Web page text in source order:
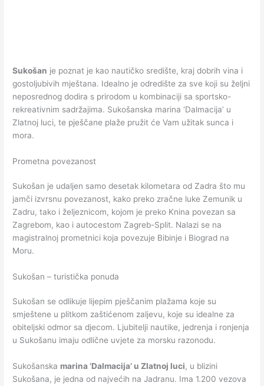
Sukošan je poznat je kao nautičko središte, kraj dobrih vina i
gostoljubivih mještana. Idealno je odredište za sve koji su željni
neposrednog dodira s prirodom u kombinaciji sa sportsko-
rekreativnim sadržajima. Sukošanska marina ‘Dalmacija’ u
Zlatnoj luci, te pješčane plaže pružit će Vam užitak sunca i
mora.
Prometna povezanost
Sukošan je udaljen samo desetak kilometara od Zadra što mu
jamči izvrsnu povezanost, kako preko zračne luke Zemunik u
Zadru, tako i željeznicom, kojom je preko Knina povezan sa
Zagrebom, kao i autocestom Zagreb-Split. Nalazi se na
magistralnoj prometnici koja povezuje Bibinje i Biograd na
Moru.
Sukošan – turistička ponuda
Sukošan se odlikuje lijepim pješčanim plažama koje su
smještene u plitkom zaštićenom zaljevu, koje su idealne za
obiteljski odmor sa djecom. Ljubitelji nautike, jedrenja i ronjenja
u Sukošanu imaju odlične uvjete za morsku razonodu.
Sukošanska marina ‘Dalmacija’ u Zlatnoj luci, u blizini
Sukošana, je jedna od najvećih na Jadranu. Ima 1.200 vezova